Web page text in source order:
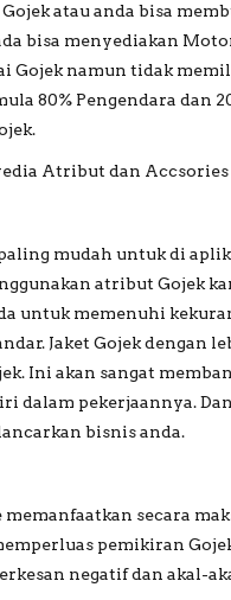
atau anda bisa
bisa menyediakan
Gojek namun tidak
80% Pengendara dan
Atribut dan Accsories
mudah untuk di
atribut Gojek
untuk memenuhi
Jaket Gojek dengan
Ini akan sangat
dalam pekerjaannya.
bisnis anda.
secara
pemikiran
negatif dan akal-